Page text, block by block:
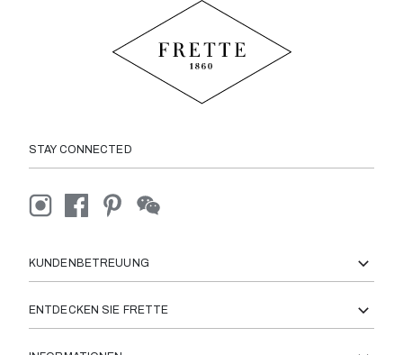
STAY CONNECTED
KUNDENBETREUUNG
ENTDECKEN SIE FRETTE